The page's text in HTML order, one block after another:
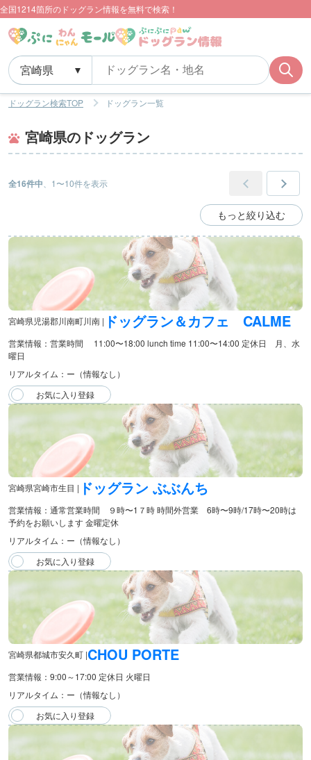
全国1214箇所のドッグラン情報を無料で検索！
ドッグラン検索TOP ドッグラン一覧
宮崎県のドッグラン
全16件中 、1〜10件を表示
もっと絞り込む
宮崎県児湯郡川南町川南 | ドッグラン＆カフェ CALME
営業情報：営業時間 11:00〜18:00 lunch time 11:00〜14:00 定休日 月、水
曜日
リアルタイム：ー（情報なし）
宮崎県宮崎市生目 | ドッグラン ぶぶんち
営業情報：通常営業時間 ９時〜1７時 時間外営業 6時〜9時/17時〜20時は
予約をお願いします 金曜定休
リアルタイム：ー（情報なし）
宮崎県都城市安久町 |CHOU PORTE
営業情報：9:00～17:00 定休日 火曜日
リアルタイム：ー（情報なし）